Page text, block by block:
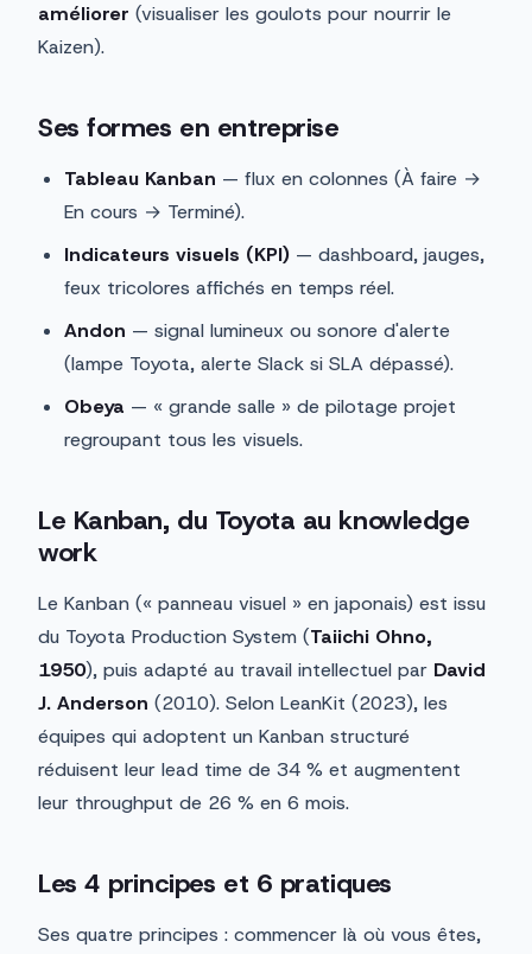
améliorer (visualiser les goulots pour nourrir le
Kaizen).
Ses formes en entreprise
Tableau Kanban — flux en colonnes (À faire →
En cours → Terminé).
Indicateurs visuels (KPI) — dashboard, jauges,
feux tricolores affichés en temps réel.
Andon — signal lumineux ou sonore d'alerte
(lampe Toyota, alerte Slack si SLA dépassé).
Obeya — « grande salle » de pilotage projet
regroupant tous les visuels.
Le Kanban, du Toyota au knowledge
work
Le Kanban (« panneau visuel » en japonais) est issu
du Toyota Production System (Taiichi Ohno,
1950), puis adapté au travail intellectuel par David
J. Anderson (2010). Selon LeanKit (2023), les
équipes qui adoptent un Kanban structuré
réduisent leur lead time de 34 % et augmentent
leur throughput de 26 % en 6 mois.
Les 4 principes et 6 pratiques
Ses quatre principes : commencer là où vous êtes,